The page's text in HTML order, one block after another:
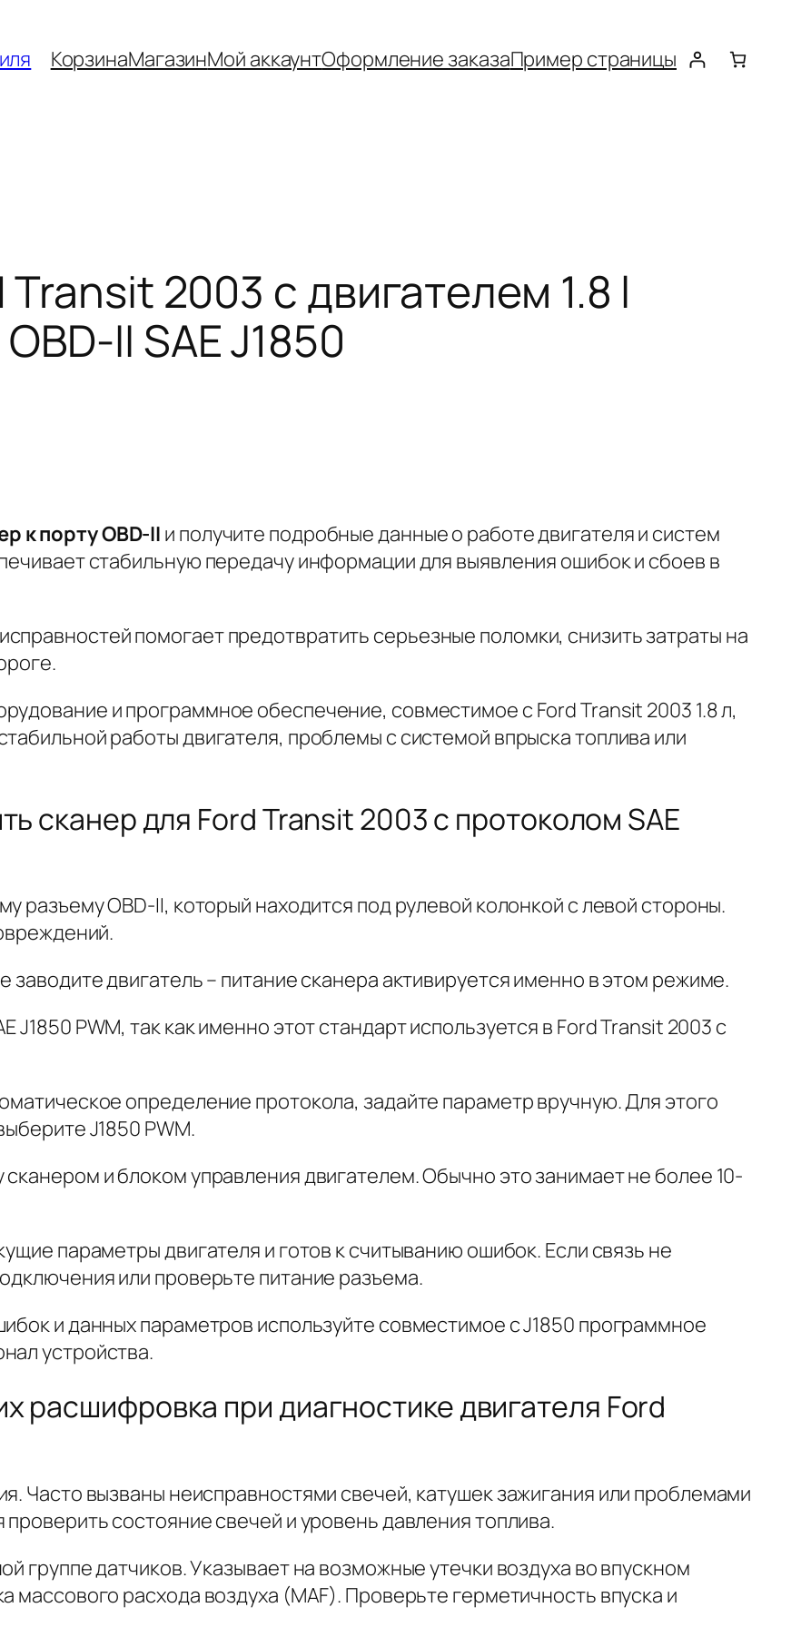
КорзинаМагазинМой аккаунтОформление заказаПример страницы
2003 с двигателем 1.8 l
II SAE J1850
к порту OBD-II и получите подробные данные о работе двигателя и систем
стабильную передачу информации для выявления ошибок и сбоев в
помогает предотвратить серьезные поломки, снизить затраты на
и программное обеспечение, совместимое с Ford Transit 2003 1.8 л,
работы двигателя, проблемы с системой впрыска топлива или
сканер для Ford Transit 2003 с протоколом SAE
разъему OBD-II, который находится под рулевой колонкой с левой стороны.
двигатель – питание сканера активируется именно в этом режиме.
PWM, так как именно этот стандарт используется в Ford Transit 2003 с
определение протокола, задайте параметр вручную. Для этого
J1850 PWM.
и блоком управления двигателем. Обычно это занимает не более 10-
параметры двигателя и готов к считыванию ошибок. Если связь не
или проверьте питание разъема.
и данных параметров используйте совместимое с J1850 программное
устройства.
расшифровка при диагностике двигателя Ford
Часто вызваны неисправностями свечей, катушек зажигания или проблемами
состояние свечей и уровень давления топлива.
группе датчиков. Указывает на возможные утечки воздуха во впускном
массового расхода воздуха (MAF). Проверьте герметичность впуска и